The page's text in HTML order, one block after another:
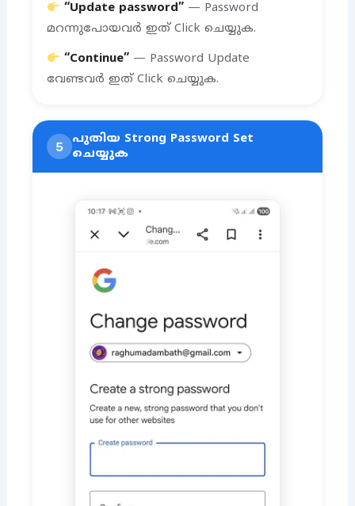
“Update password”— Password
മറന്നുപോയവർ ഇത് Click ചെയ്യുക.
“Continue”— Password Update
വേണ്ടവർ ഇത് Click ചെയ്യുക.
5
പുതിയ Strong Password Set
ചെയ്യുക